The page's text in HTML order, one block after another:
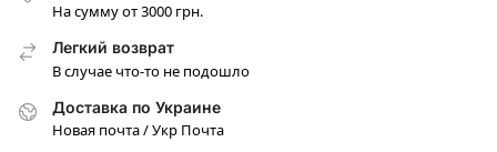
На сумму от 3000 грн.
Легкий возврат
В случае что-то не подошло
Доставка по Украине
Новая почта / Укр Почта